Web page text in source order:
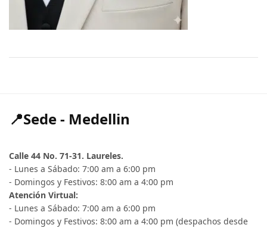
📍Sede - Medellin
Calle 44 No. 71-31. Laureles.
- Lunes a Sábado: 7:00 am a 6:00 pm
- Domingos y Festivos: 8:00 am a 4:00 pm
Atención Virtual:
- Lunes a Sábado: 7:00 am a 6:00 pm
- Domingos y Festivos: 8:00 am a 4:00 pm (despachos desde